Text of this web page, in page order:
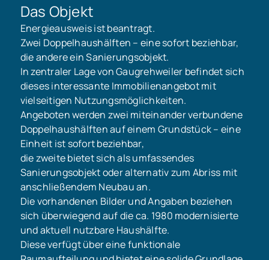
Das Objekt
Energieausweis ist beantragt.
Zwei Doppelhaushälften – eine sofort beziehbar,
die andere ein Sanierungsobjekt.
In zentraler Lage von Gaugrehweiler befindet sich
dieses interessante Immobilienangebot mit
vielseitigen Nutzungsmöglichkeiten.
Angeboten werden zwei miteinander verbundene
Doppelhaushälften auf einem Grundstück – eine
Einheit ist sofort beziehbar,
die zweite bietet sich als umfassendes
Sanierungsobjekt oder alternativ zum Abriss mit
anschließendem Neubau an.
Die vorhandenen Bilder und Angaben beziehen
sich überwiegend auf die ca. 1980 modernisierte
und aktuell nutzbare Haushälfte.
Diese verfügt über eine funktionale